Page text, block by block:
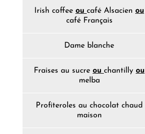
Irish coffee ou café Alsacien ou
café Français
Dame blanche
Fraises au sucre ou chantilly ou
melba
Profiteroles au chocolat chaud
maison